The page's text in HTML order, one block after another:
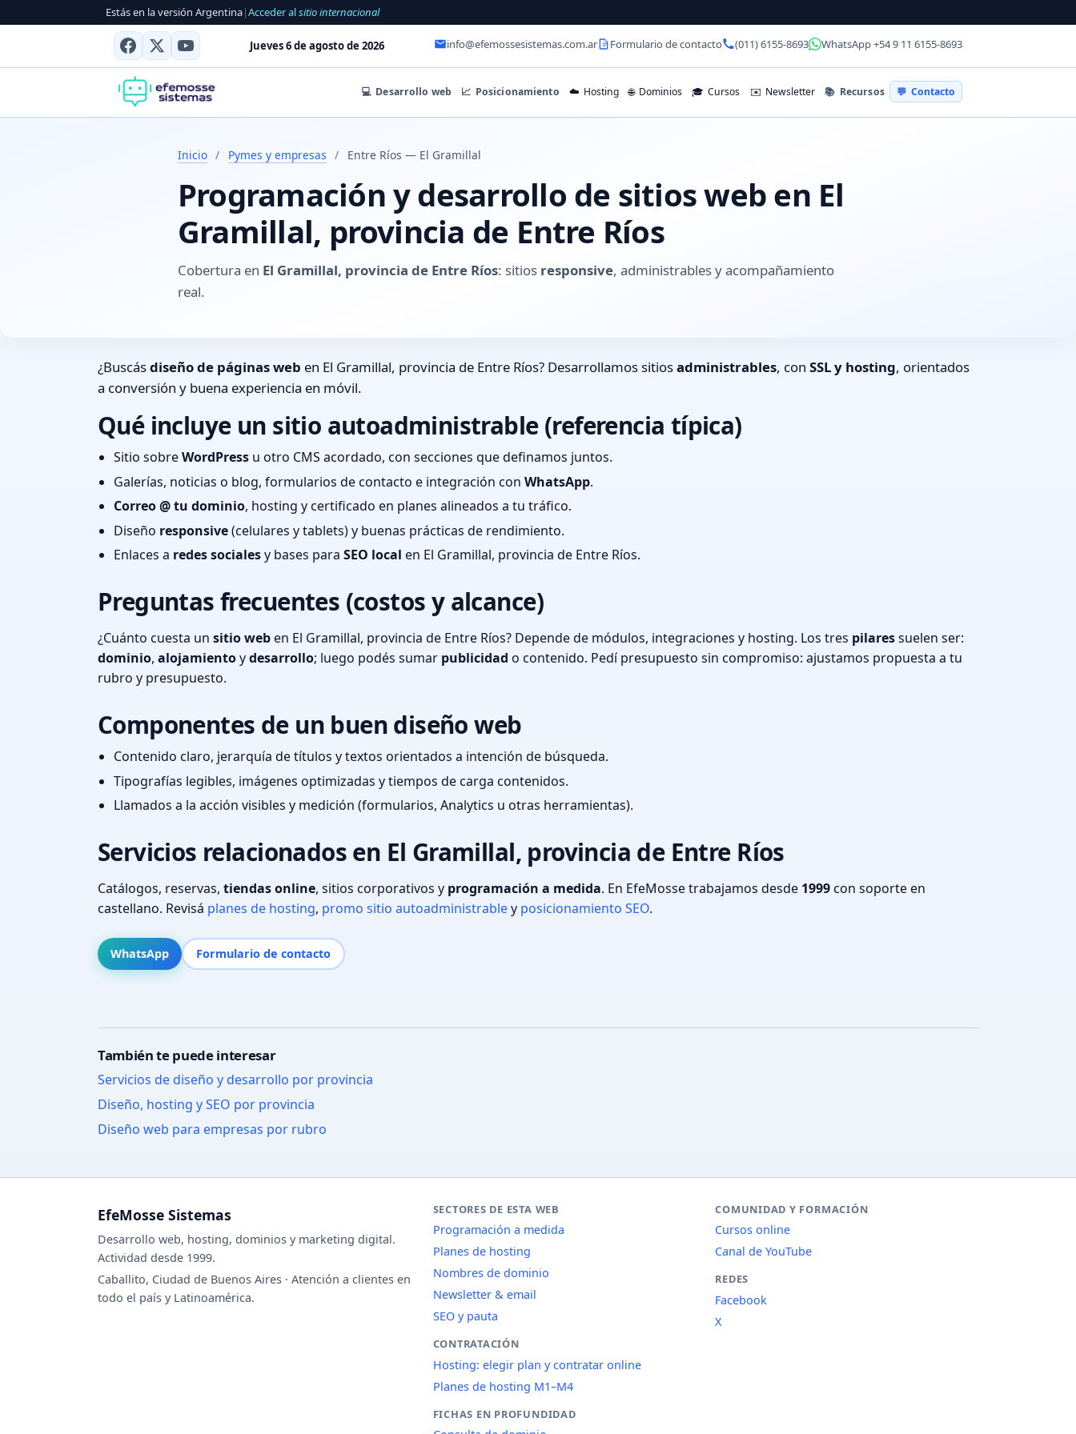
Estás en la versión Argentina|Acceder alsitio internacional
Jueves 6 de agosto de 2026 info@efemossesistemas.com.ar Formulario de contacto (011) 6155-8693 WhatsApp +54 9 11 6155-8693
💻 Desarrollo web 📈 Posicionamiento ☁️ Hosting 🌐 Dominios 🎓 Cursos ✉️ Newsletter 📚 Recursos 💬 Contacto
Inicio / Pymes y empresas / Entre Ríos — El Gramillal
Programación y desarrollo de sitios web en El
Gramillal, provincia de Entre Ríos
Cobertura en El Gramillal, provincia de Entre Ríos: sitios responsive, administrables y acompañamiento
real.
¿Buscásdiseño de páginas web en El Gramillal, provincia de Entre Ríos? Desarrollamos sitiosadministrables, con SSL y hosting, orientados
a conversión y buena experiencia en móvil.
Qué incluye un sitio autoadministrable (referencia típica)
Sitio sobreWordPress u otro CMS acordado, con secciones que definamos juntos.
Galerías, noticias o blog, formularios de contacto e integración con WhatsApp.
Correo @ tu dominio, hosting y certificado en planes alineados a tu tráfico.
Diseño responsive(celulares y tablets) y buenas prácticas de rendimiento.
Enlaces a redes socialesy bases para SEO local en El Gramillal, provincia de Entre Ríos.
Preguntas frecuentes (costos y alcance)
¿Cuánto cuesta un sitio weben El Gramillal, provincia de Entre Ríos? Depende de módulos, integraciones y hosting. Los tres pilaressuelen ser:
dominio, alojamientoydesarrollo; luego podés sumar publicidad o contenido. Pedí presupuesto sin compromiso: ajustamos propuesta a tu
rubro y presupuesto.
Componentes de un buen diseño web
Contenido claro, jerarquía de títulos y textos orientados a intención de búsqueda.
Tipografías legibles, imágenes optimizadas y tiempos de carga contenidos.
Llamados a la acción visibles y medición (formularios, Analytics u otras herramientas).
Servicios relacionados en El Gramillal, provincia de Entre Ríos
Catálogos, reservas, tiendas online, sitios corporativos y programación a medida. En EfeMosse trabajamos desde 1999con soporte en
castellano. Revisá planes de hosting, promo sitio autoadministrabley posicionamiento SEO.
WhatsApp Formulario de contacto
También te puede interesar
Servicios de diseño y desarrollo por provincia
Diseño, hosting y SEO por provincia
Diseño web para empresas por rubro
EfeMosse Sistemas
Desarrollo web, hosting, dominios y marketing digital.
Actividad desde 1999.
Caballito, Ciudad de Buenos Aires · Atención a clientes en
todo el país y Latinoamérica.
SECTORES DE ESTA WEB
Programación a medida
Planes de hosting
Nombres de dominio
Newsletter & email
SEO y pauta
CONTRATACIÓN
Hosting: elegir plan y contratar online
Planes de hosting M1–M4
FICHAS EN PROFUNDIDAD
COMUNIDAD Y FORMACIÓN
Cursos online
Canal de YouTube
REDES
Facebook
X